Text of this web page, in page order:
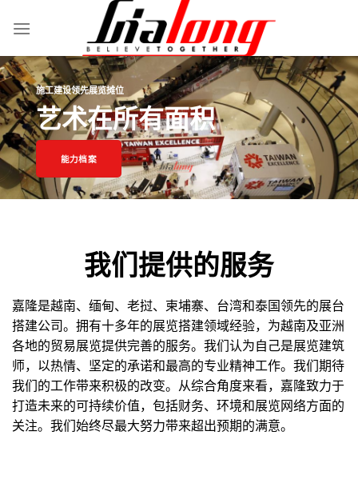
容
施工建设领先展览摊位
艺术在所有面积
能力档案
我们提供的服务
嘉隆是越南、缅甸、老挝、柬埔寨、台湾和泰国领先的展台
搭建公司。拥有十多年的展览搭建领域经验，为越南及亚洲
各地的贸易展览提供完善的服务。我们认为自己是展览建筑
师，以热情、坚定的承诺和最高的专业精神工作。我们期待
我们的工作带来积极的改变。从综合角度来看，嘉隆致力于
打造未来的可持续价值，包括财务、环境和展览网络方面的
关注。我们始终尽最大努力带来超出预期的满意。